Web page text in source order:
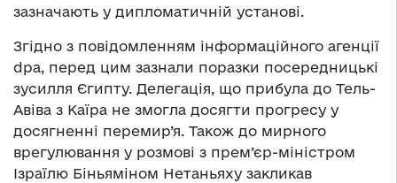
зазначають у дипломатичній установі.
Згідно з повідомленням інформаційного агенції
dpa, перед цим зазнали поразки посередницькі
зусилля Єгипту. Делегація, що прибула до Тель-
Авіва з Каїра не змогла досягти прогресу у
досягненні перемир’я. Також до мирного
врегулювання у розмові з прем’єр-міністром
Ізраїлю Біньяміном Нетаньяху закликав